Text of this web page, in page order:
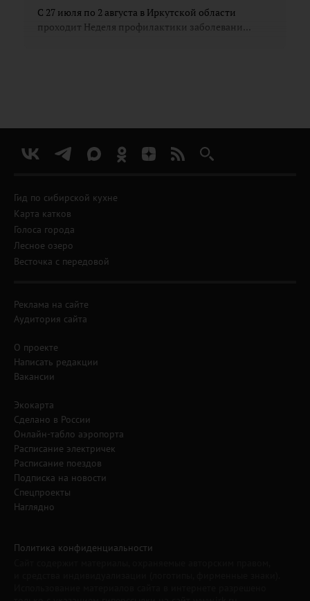
С 27 июля по 2 августа в Иркутской области
проходит Неделя профилактики заболевани...
Гид по сибирской кухне
Карта катков
Голоса города
Лесное озеро
Весточка с передовой
Реклама на сайте
Аудитория сайта
О проекте
Написать редакции
Вакансии
Экокарта
Сделано в России
Онлайн-табло аэропорта
Расписание электричек
Расписание поездов
Подписка на новости
Спецпроекты
Наглядно
Политика конфиденциальности